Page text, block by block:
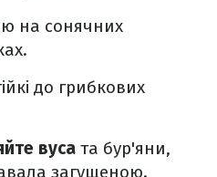
на сонячних
до грибкових
вуса та бур'яни,
загущеною.